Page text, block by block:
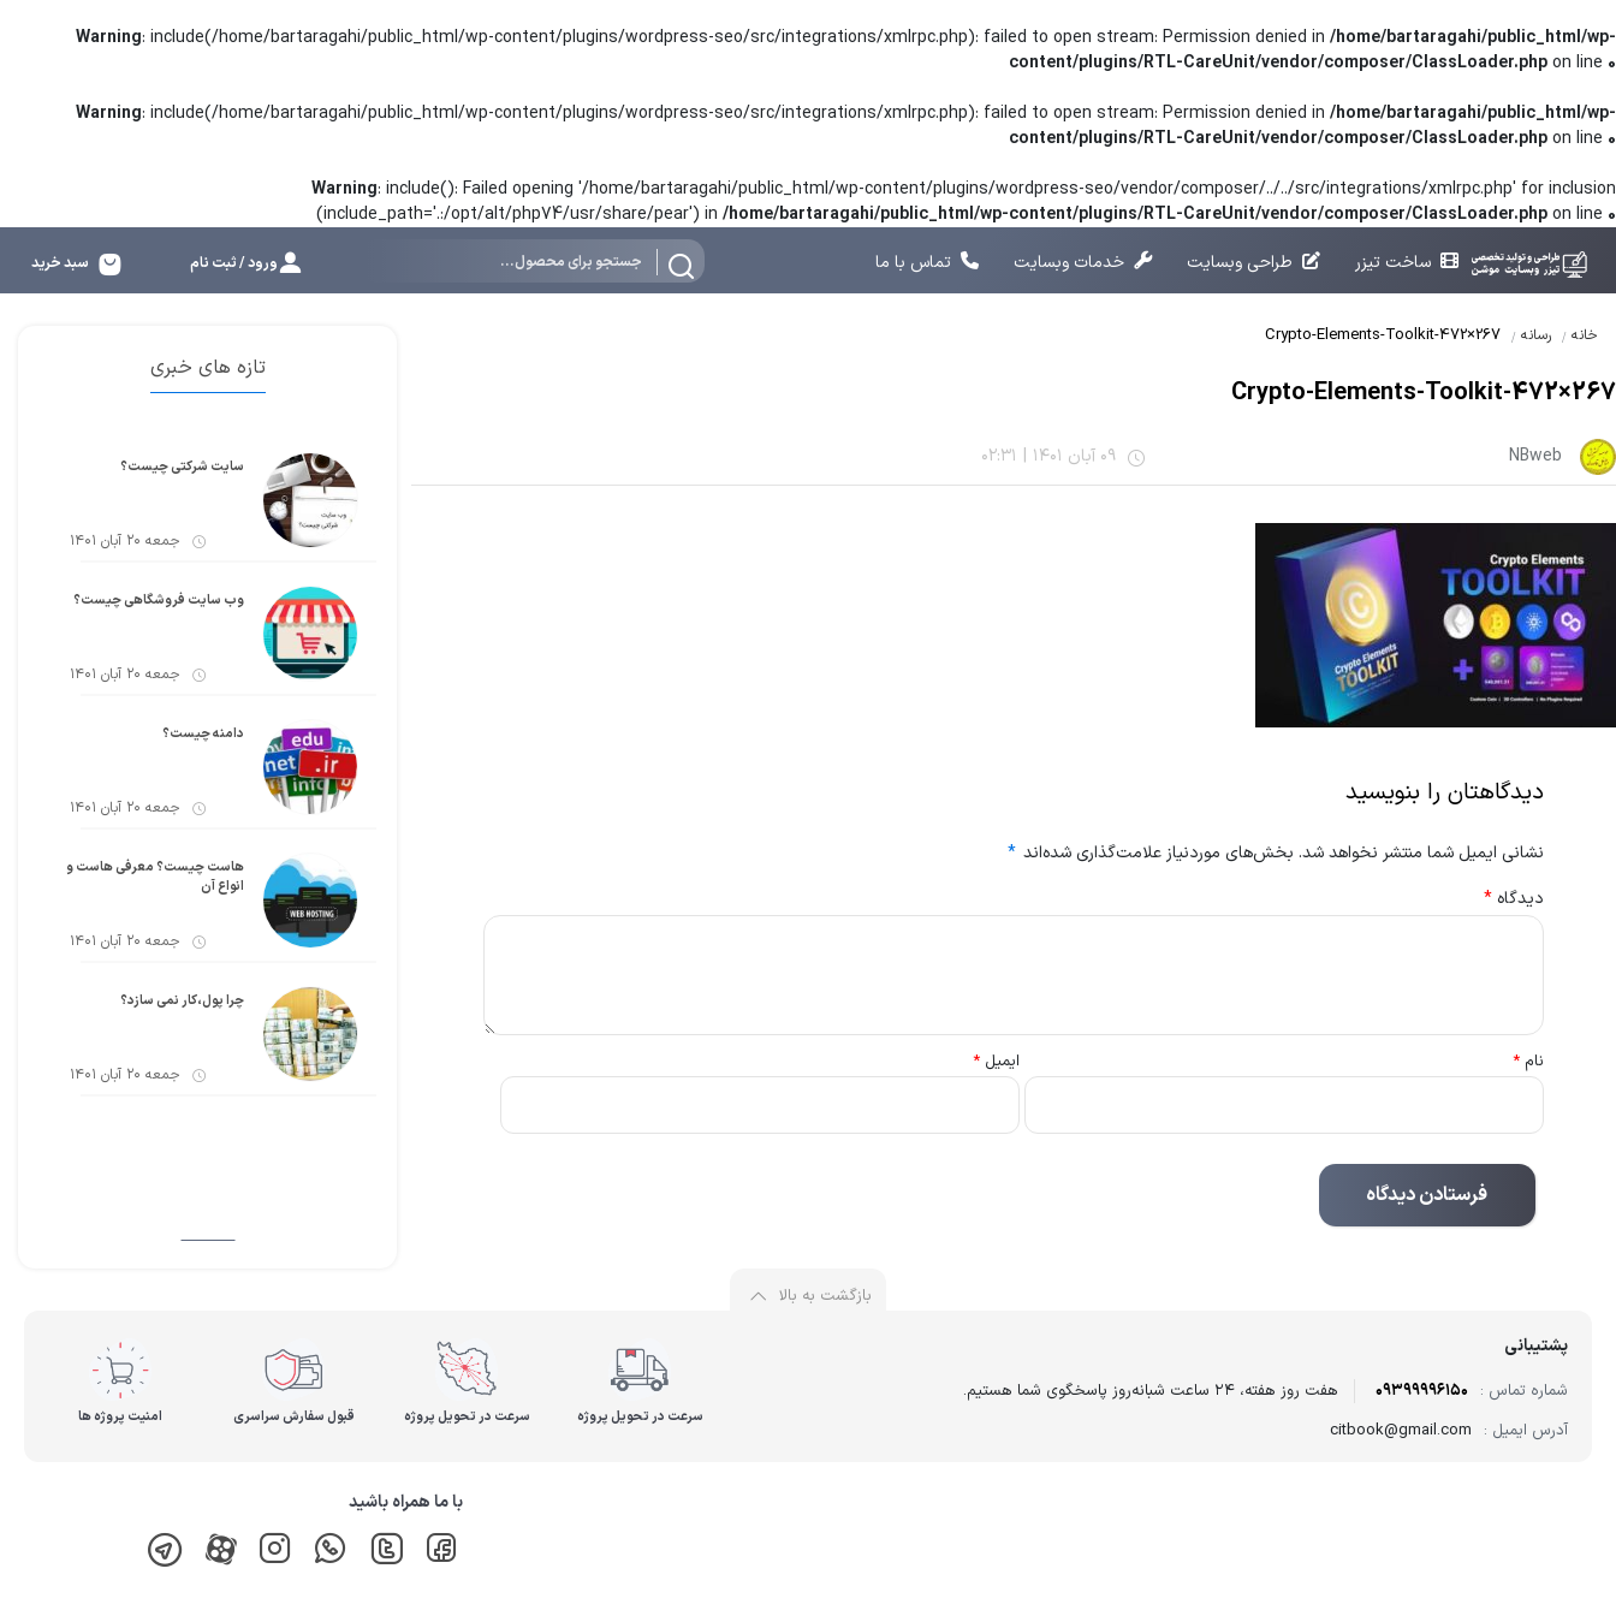
Warning: include(/home/bartaragahi/public_html/wp-content/plugins/wordpress-seo/src/integrations/xmlrpc.php): failed to open stream: Permission denied in /home/bartaragahi/public_html/wp-
content/plugins/RTL-CareUnit/vendor/composer/ClassLoader.phpon line 0
Warning: include(/home/bartaragahi/public_html/wp-content/plugins/wordpress-seo/src/integrations/xmlrpc.php): failed to open stream: Permission denied in /home/bartaragahi/public_html/wp-
content/plugins/RTL-CareUnit/vendor/composer/ClassLoader.phpon line 0
Warning: include(): Failed opening '/home/bartaragahi/public_html/wp-content/plugins/wordpress-seo/vendor/composer/../../src/integrations/xmlrpc.php' for inclusion
(include_path='.:/opt/alt/php74/usr/share/pear') in /home/bartaragahi/public_html/wp-content/plugins/RTL-CareUnit/vendor/composer/ClassLoader.phpon line 0
ساخت تیزر
طراحی وبسایت خدمات وبسایت تماس با ما ورود / ثبت نام سبد خرید
خانه رسانه
Crypto-Elements-Toolkit-472×267
NBweb 09 آبان 1401 |
02:31
دیدگاهتان را بنویسید
نشانی ایمیل شما منتشر نخواهد شد. بخش‌های موردنیاز علامت‌گذاری شده‌اند *
دیدگاه*
نام* ایمیل*
تازه های خبری
سایت شرکتی چیست؟
جمعه 20 آبان 1401
وب سایت فروشگاهی چیست؟
جمعه 20 آبان 1401
دامنه چیست؟
جمعه 20 آبان 1401
هاست چیست؟ معرفی هاست و
انواع آن
جمعه 20 آبان 1401
چرا پول،کار نمی سازد؟
جمعه 20 آبان 1401
بازگشت به بالا
پشتیبانی
شماره تماس : 09399996150
هفت روز هفته، ۲۴ ساعت شبانه‌روز پاسخگوی شما هستیم.
آدرس ایمیل : citbook@gmail.com
سرعت در تحویل پروژه سرعت در تحویل پروژه قبول سفارش سراسری امنیت پروژه ها
با ما همراه باشید